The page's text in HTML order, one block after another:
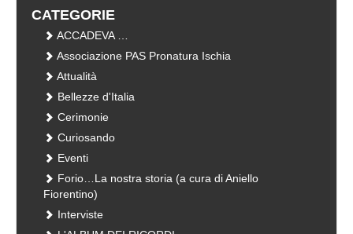
CATEGORIE
ACCADEVA …
Associazione PAS Pronatura Ischia
Attualità
Bellezze d'Italia
Cerimonie
Curiosando
Eventi
Forio…La nostra storia (a cura di Aniello
Fiorentino)
Interviste